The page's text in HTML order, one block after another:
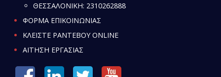
ΘΕΣΣΑΛΟΝΙΚΗ: 2310262888
ΦΟΡΜΑ ΕΠΙΚΟΙΝΩΝΙΑΣ
ΚΛΕΙΣΤΕ ΡΑΝΤΕΒΟΥ ONLINE
ΑΙΤΗΣΗ ΕΡΓΑΣΙΑΣ